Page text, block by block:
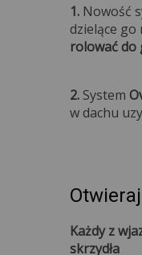
1. Nowość
dzielące go
rolować do
2. System
w dachu
Każdy z
skrzydła